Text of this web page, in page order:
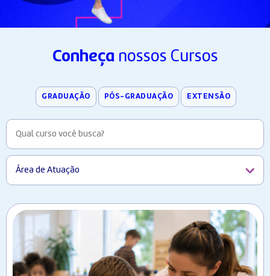
Conheçanossos Cursos
GRADUAÇÃO PÓS-GRADUAÇÃO EXTENSÃO